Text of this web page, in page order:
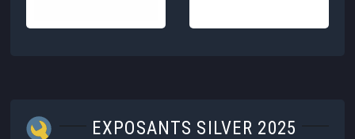
EXPOSANTS SILVER 2025